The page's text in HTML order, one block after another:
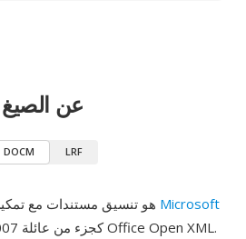
عن الصيغ
DOCM LRF
Microsoft